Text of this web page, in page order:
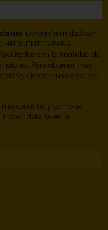
. De conformidad con
PARA
facilitados con la finalidad de
Para obtener más
y ejercer sus derechos,
mis datos tal y como se
detalle en la